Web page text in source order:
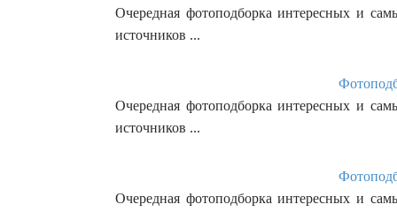
Очередная фотоподборка интересных и
источников ...
Очередная фотоподборка интересных и
источников ...
Очередная фотоподборка интересных и